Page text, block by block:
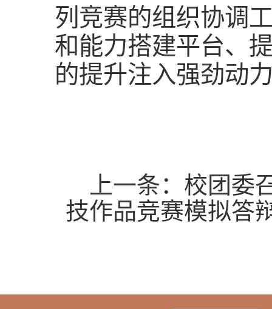
列竞赛的组织协调
和能力搭建平台、
的提升注入强劲动
上一条： 校团委
技作品竞赛模拟答